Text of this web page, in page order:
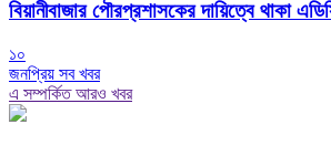
বিয়ানীবাজার পৌরপ্রশাসকের দায়িত্বে থাকা
১০
জনপ্রিয় সব খবর
এ সম্পর্কিত আরও খবর